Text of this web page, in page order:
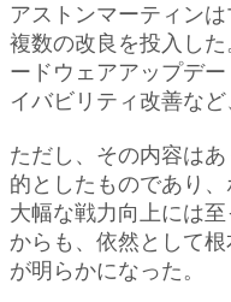
アストンマーティン
複数の改良を投入し
ードウェアアップデ
イバビリティ改善な
ただし、その内容は
的としたものであり
大幅な戦力向上には
からも、依然として
が明らかになった。